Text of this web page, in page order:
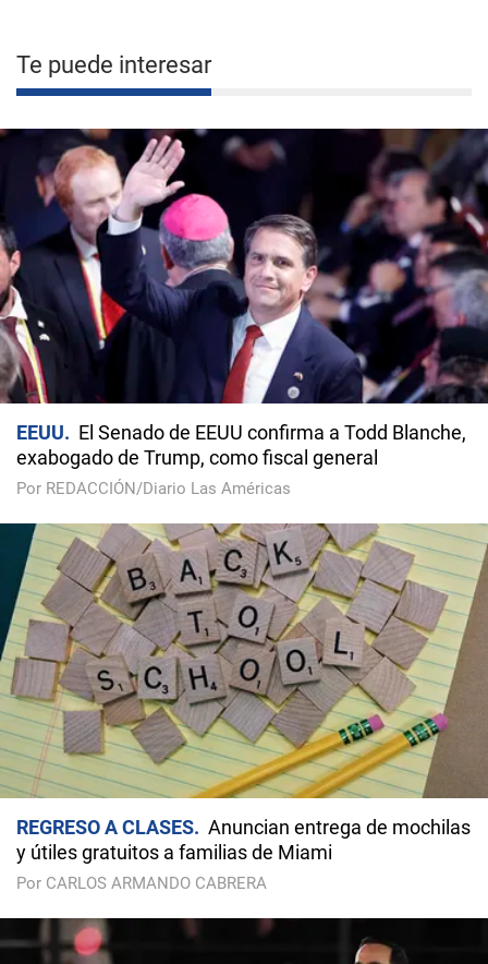
Te puede interesar
EEUU
El Senado de EEUU confirma a Todd Blanche,
exabogado de Trump, como fiscal general
Por REDACCIÓN/Diario Las Américas
REGRESO A CLASES
Anuncian entrega de mochilas
y útiles gratuitos a familias de Miami
Por CARLOS ARMANDO CABRERA